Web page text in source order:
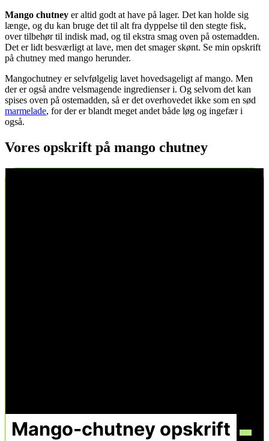
Mango chutney er altid godt at have på lager. Det kan holde sig
længe, og du kan bruge det til alt fra dyppelse til den stegte fisk,
over tilbehør til indisk mad, og til ekstra smag oven på ostemadden.
Det er lidt besværligt at lave, men det smager skønt. Se min opskrift
på chutney med mango herunder.
Mangochutney er selvfølgelig lavet hovedsageligt af mango. Men
der er også andre velsmagende ingredienser i. Og selvom det kan
spises oven på ostemadden, så er det overhovedet ikke som en sød
marmelade, for der er blandt meget andet både løg og ingefær i
også.
Vores opskrift på mango chutney
Mango-chutney opskrift